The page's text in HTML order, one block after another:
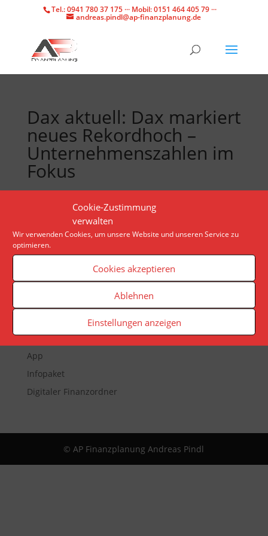
Cookie-Zustimmung
verwalten
Wir verwenden Cookies, um unsere Website und unseren Service zu
optimieren.
Cookies akzeptieren
Ablehnen
Einstellungen anzeigen
Tel.: 0941 780 37 175 ··· Mobil: 0151 464 405 79 ···
andreas.pindl@ap-finanzplanung.de
Dax aktuell: Dax markiert
neues Rekordhoch –
Unternehmenszahlen im
Fokus
Der Dax erreicht gleich zu Handelsbeginn ein neues
Allzeithoch. Wie geht es nun weiter? Am Donnerstag
blicken Anlegerinnen und Anleger auf
Unternehmensbilanzen und Daten aus den USA.
Reporting
App
Infopaket
Digitaler Finanzordner
© AP Finanzplanung Andreas Pindl